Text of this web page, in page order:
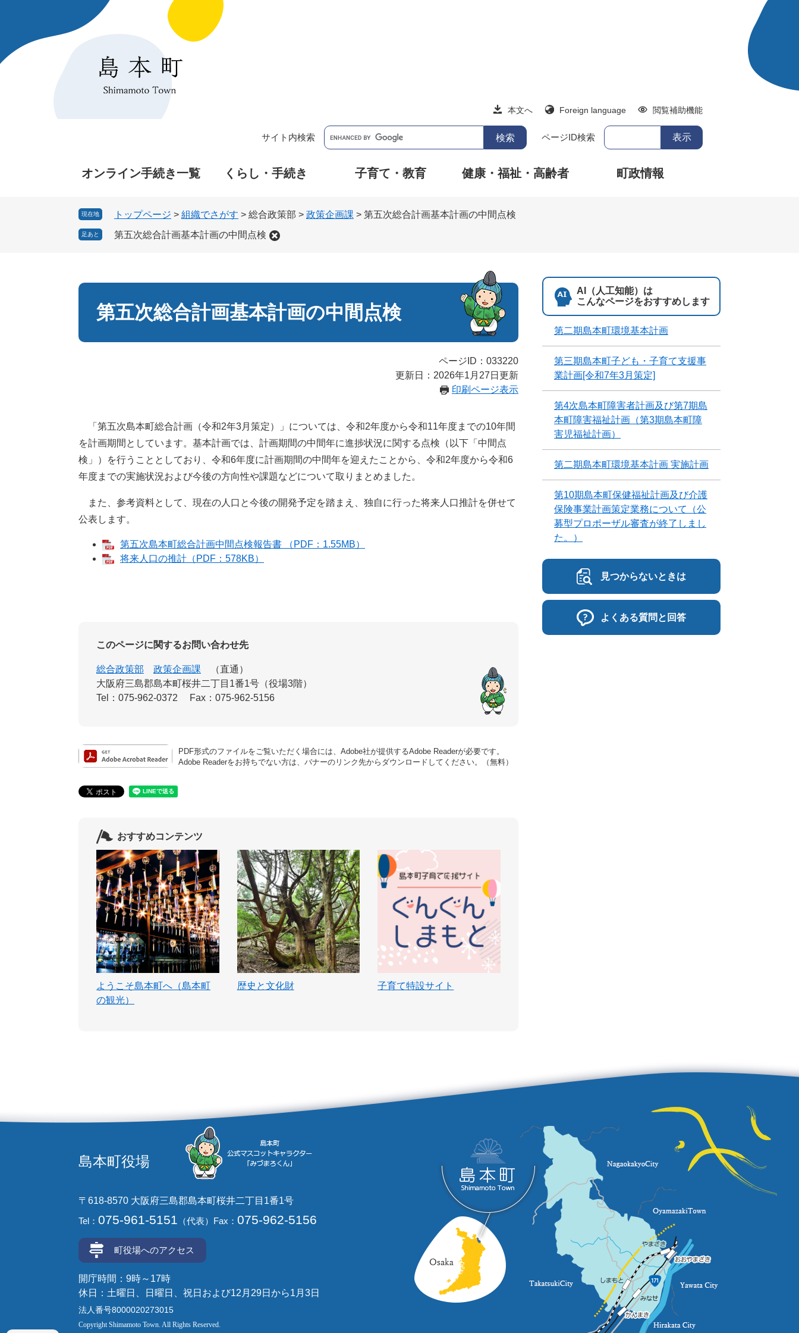
先
を
本文へ Foreign language 閲覧補助機能
サイト内検索 ページID検索
オンライン手続き一覧 くらし・手続き 子育て・教育 健康・福祉・高齢者 町政情報
現在地 トップページ > 組織でさがす > 総合政策部 > 政策企画課 > 第五次総合計画基本計画の中間点検
足あと 第五次総合計画基本計画の中間点検
第五次総合計画基本計画の中間点検
ページID：033220
更新日：2026年1月27日更新
印刷ページ表示
「第五次島本町総合計画（令和2年3月策定）」については、令和2年度から令和11年度までの10年間
を計画期間としています。基本計画では、計画期間の中間年に進捗状況に関する点検（以下「中間点
検」）を行うこととしており、令和6年度に計画期間の中間年を迎えたことから、令和2年度から令和6
年度までの実施状況および今後の方向性や課題などについて取りまとめました。
また、参考資料として、現在の人口と今後の開発予定を踏まえ、独自に行った将来人口推計を併せて
公表します。
第五次島本町総合計画中間点検報告書 （PDF：1.55MB）
将来人口の推計（PDF：578KB）
このページに関するお問い合わせ先
総合政策部 政策企画課
直通
大阪府三島郡島本町桜井二丁目1番1号（役場3階）
Tel：075-962-0372
Fax：075-962-5156
PDF形式のファイルをご覧いただく場合には、Adobe社が提供するAdobe Readerが必要です。
Adobe Readerをお持ちでない方は、バナーのリンク先からダウンロードしてください。（無料）
おすすめコンテンツ
ようこそ島本町へ（島本町
の観光）
歴史と文化財 子育て特設サイト
AI（人工知能）は
こんなページをおすすめします
第二期島本町環境基本計画
第三期島本町子ども・子育て支援事
業計画[令和7年3月策定]
第4次島本町障害者計画及び第7期島
本町障害福祉計画（第3期島本町障
害児福祉計画）
第二期島本町環境基本計画 実施計画
第10期島本町保健福祉計画及び介護
保険事業計画策定業務について（公
募型プロポーザル審査が終了しまし
た。）
見つからないときは
よくある質問と回答
島本町役場
〒618-8570 大阪府三島郡島本町桜井二丁目1番1号
Tel： 075-961-5151 （代表） Fax： 075-962-5156
町役場へのアクセス
開庁時間：9時～17時
休日：土曜日、日曜日、祝日および12月29日から1月3日
法人番号8000020273015
Copyright Shimamoto Town. All Rights Reserved.